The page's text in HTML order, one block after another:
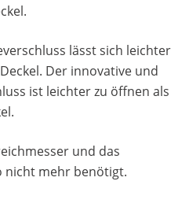
lässt sich leichter
Der innovative und
ist leichter zu öffnen als
und das
nicht mehr benötigt.